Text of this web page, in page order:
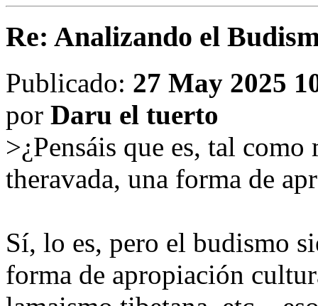
Re: Analizando el
Publicado: 27 May 2025
por Daru el tuerto
>¿Pensáis que es, tal
theravada, una forma de
Sí, lo es, pero el budismo
forma de apropiación